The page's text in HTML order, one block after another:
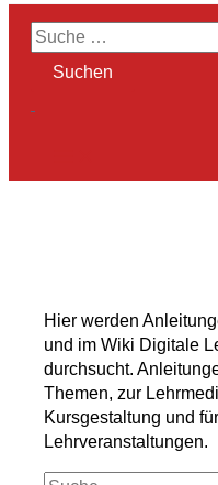
Hier werden
und im Wiki Digitale
durchsucht.
Themen, zur
Kursgestaltung und
Lehrveranstaltungen.